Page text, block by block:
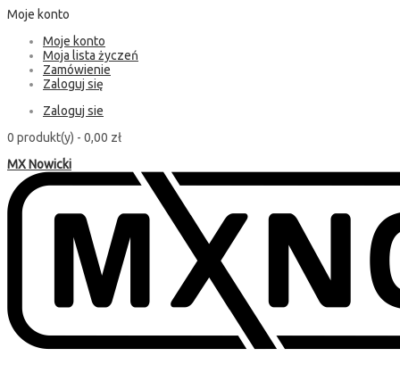
Moje konto
Moje konto
Moja lista życzeń
Zamówienie
Zaloguj się
Zaloguj sie
0 produkt(y) - 0,00 zł
MX Nowicki